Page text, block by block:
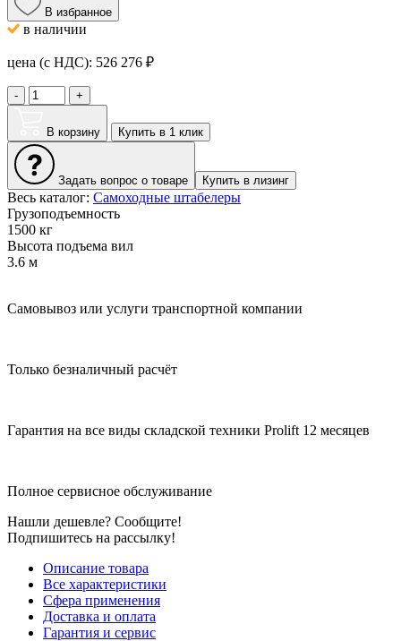
В избранное
в наличии
цена (с НДС): 526 276 ₽
- +
В корзину Купить в 1 клик
Задать вопрос о товаре Купить в лизинг
Весь каталог: Самоходные штабелеры
Грузоподъемность
1500 кг
Высота подъема вил
3.6 м
Самовывоз или услуги транспортной компании
Только безналичный расчёт
Гарантия на все виды складской техники Prolift 12 месяцев
Полное сервисное обслуживание
Нашли дешевле? Сообщите!
Подпишитесь на рассылку!
Описание товара
Все характеристики
Сфера применения
Доставка и оплата
Гарантия и сервис